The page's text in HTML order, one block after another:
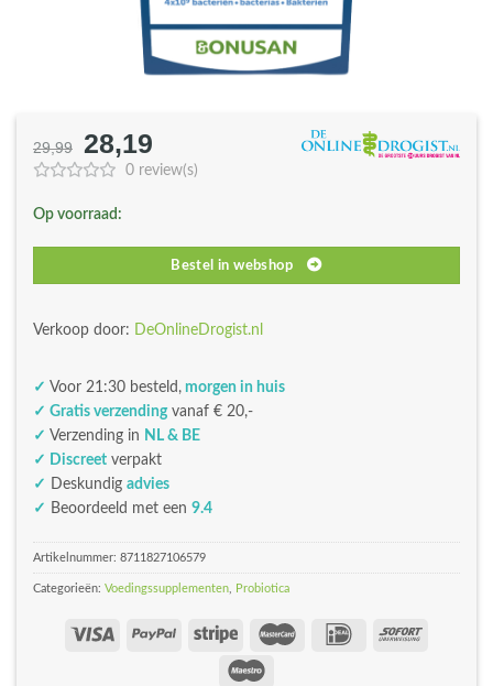
29,99
Oorspronkelijke
prijs
€29,99.
28,19
prijs
0 review(s)
Op voorraad:
Bestel in webshop
Verkoop door: DeOnlineDrogist.nl
✓ Voor 21:30 besteld, morgen in huis
✓ Gratis verzendingvanaf € 20,-
✓ Verzending in NL & BE
✓ Discreet verpakt
✓ Deskundig advies
✓ Beoordeeld met een 9.4
Artikelnummer: 8711827106579
Categorieën: Voedingssupplementen Probiotica